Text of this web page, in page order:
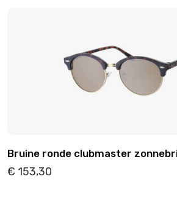
Bruine ronde clubmaster
€ 153,30